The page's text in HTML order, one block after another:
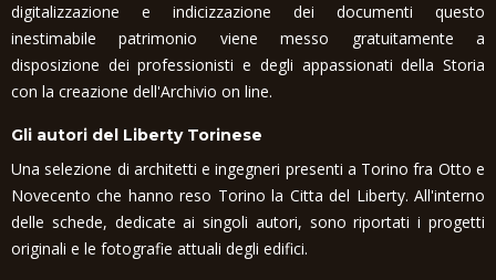
digitalizzazione e indicizzazione dei documenti questo
inestimabile patrimonio viene messo gratuitamente a
disposizione dei professionisti e degli appassionati della Storia
con la creazione dell'Archivio on line.
Gli autori del Liberty Torinese
Una selezione di architetti e ingegneri presenti a Torino fra Otto e
Novecento che hanno reso Torino la Citta del Liberty. All'interno
delle schede, dedicate ai singoli autori, sono riportati i progetti
originali e le fotografie attuali degli edifici.